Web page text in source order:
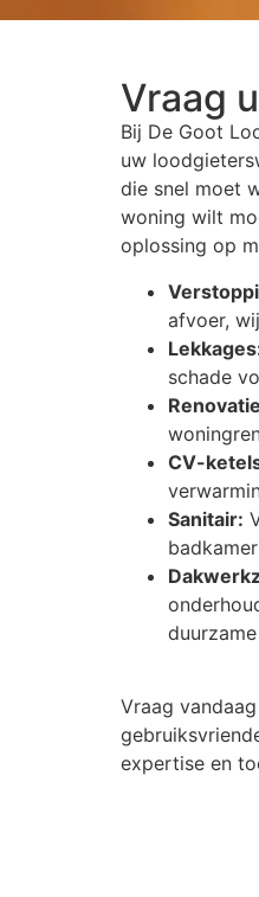
Vraag
Bij De Goot
uw
die snel moet
woning wilt
oplossing op
afvoer,
schade
CV-
Sanitair:
Vraag
expertise en